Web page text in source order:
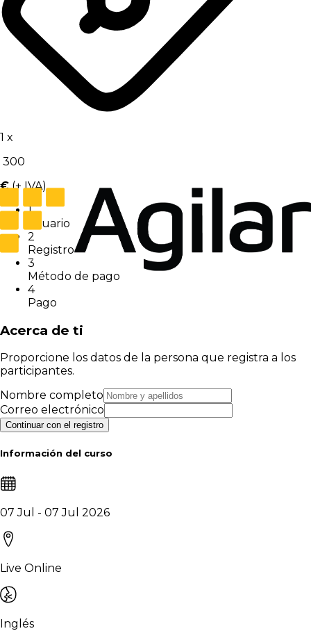
1 x
300
€ (+ IVA)
1
Usuario
2
Registro
3
Método de pago
4
Pago
Acerca de ti
Proporcione los datos de la persona que registra a los
participantes.
Nombre completo
Correo electrónico
Continuar con el registro
Información del curso
07 Jul - 07 Jul 2026
Live Online
Inglés